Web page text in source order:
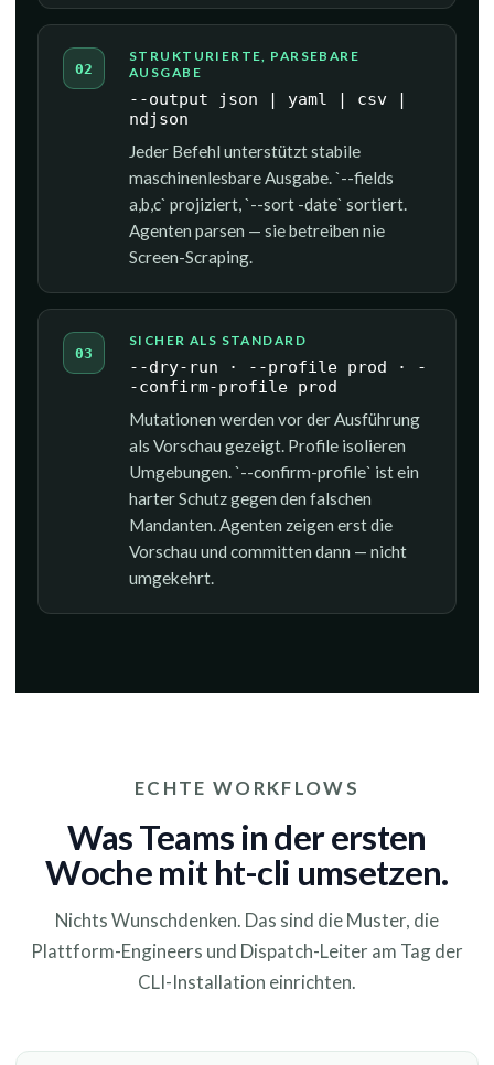
02
STRUKTURIERTE, PARSEBARE
AUSGABE
--output json | yaml | csv |
ndjson
Jeder Befehl unterstützt stabile
maschinenlesbare Ausgabe. `--fields
a,b,c` projiziert, `--sort -date` sortiert.
Agenten parsen — sie betreiben nie
Screen-Scraping.
03
SICHER ALS STANDARD
--dry-run · --profile prod · -
-confirm-profile prod
Mutationen werden vor der Ausführung
als Vorschau gezeigt. Profile isolieren
Umgebungen. `--confirm-profile` ist ein
harter Schutz gegen den falschen
Mandanten. Agenten zeigen erst die
Vorschau und committen dann — nicht
umgekehrt.
ECHTE WORKFLOWS
Was Teams in der ersten
Woche mit ht-cli umsetzen.
Nichts Wunschdenken. Das sind die Muster, die
Plattform-Engineers und Dispatch-Leiter am Tag der
CLI-Installation einrichten.